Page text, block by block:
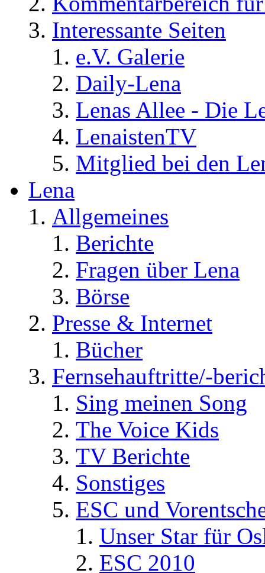
Interessante Seiten
e.V. Galerie
Daily-Lena
Lenas Allee - Die
LenaistenTV
Mitglied bei den
Lena
Allgemeines
Berichte
Fragen über Lena
Börse
Presse & Internet
Bücher
Fernsehauftritte/-
Sing meinen Song
The Voice Kids
TV Berichte
Sonstiges
ESC und
Unser Star für
ESC 2010